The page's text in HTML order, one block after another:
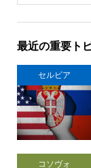
最近の重要ト
セルビア
コソヴォ